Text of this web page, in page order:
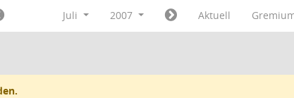
Juli 2007 Aktuell